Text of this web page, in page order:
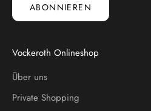
ABONNIEREN
Vockeroth Onlineshop
Über uns
Private Shopping